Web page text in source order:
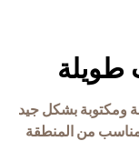
طويلة
بشكل جيد
من المنطقة